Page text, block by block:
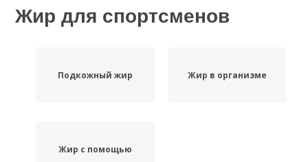
Жир для спортсменов
Подкожный жир Жир в организме
Жир с помощью